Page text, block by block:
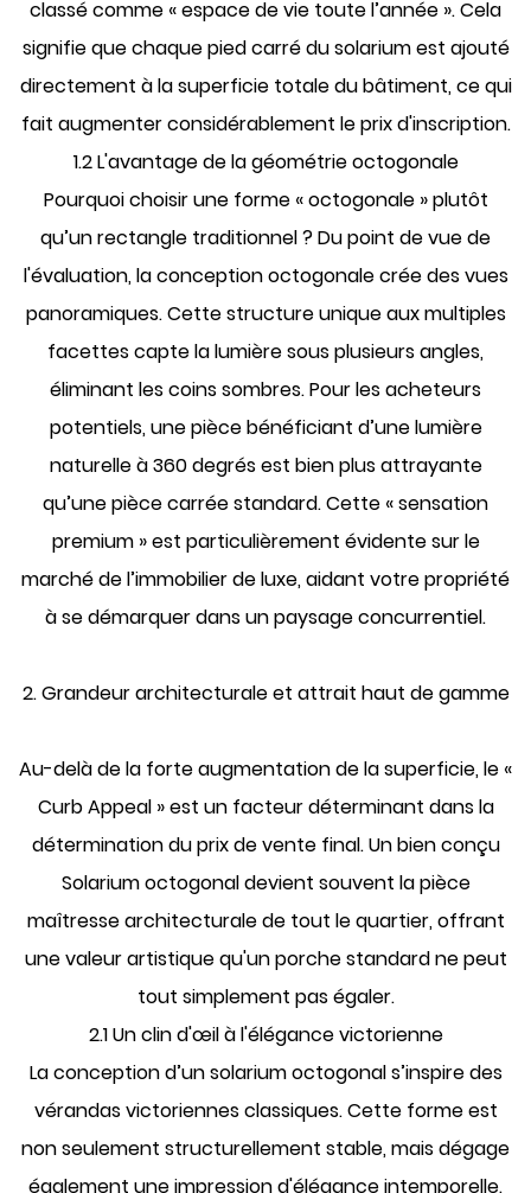
classé comme « espace de vie toute l’année ». Cela
signifie que chaque pied carré du solarium est ajouté
directement à la superficie totale du bâtiment, ce qui
fait augmenter considérablement le prix d'inscription.
1.2 L'avantage de la géométrie octogonale
Pourquoi choisir une forme « octogonale » plutôt
qu’un rectangle traditionnel ? Du point de vue de
l'évaluation, la conception octogonale crée des vues
panoramiques. Cette structure unique aux multiples
facettes capte la lumière sous plusieurs angles,
éliminant les coins sombres. Pour les acheteurs
potentiels, une pièce bénéficiant d’une lumière
naturelle à 360 degrés est bien plus attrayante
qu’une pièce carrée standard. Cette « sensation
premium » est particulièrement évidente sur le
marché de l’immobilier de luxe, aidant votre propriété
à se démarquer dans un paysage concurrentiel.
2. Grandeur architecturale et attrait haut de gamme
Au-delà de la forte augmentation de la superficie, le «
Curb Appeal » est un facteur déterminant dans la
détermination du prix de vente final. Un bien conçu
Solarium octogonaldevient souvent la pièce
maîtresse architecturale de tout le quartier, offrant
une valeur artistique qu'un porche standard ne peut
tout simplement pas égaler.
2.1 Un clin d'œil à l'élégance victorienne
La conception d’un solarium octogonal s’inspire des
vérandas victoriennes classiques. Cette forme est
non seulement structurellement stable, mais dégage
également une impression d'élégance intemporelle.